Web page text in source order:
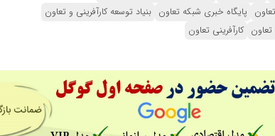
پایگاه خبری شبکه تعاون بنیاد توسعه کارآفرینی و تعاون
کارآفرینی تعاون